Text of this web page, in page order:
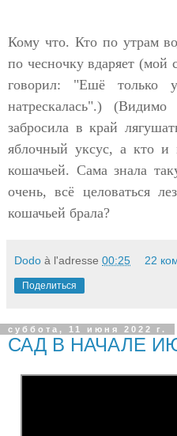
Кому что. Кто по утрам
по чесночку вдаряет
говорил: "Ешё только
натрескалась".)
забросила в край
яблочный уксус, а кто и
кошачьей. Cама знала
очень, всё целоваться
кошачьей брала?
Dodo à l'adresse 00:25 22
Поделиться
суббота, 11 июня 2022 г.
САД В НАЧАЛЕ